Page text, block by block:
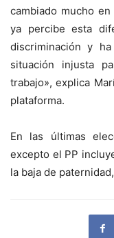
cambiado mucho
ya percibe esta
discriminación y
situación injusta
trabajo», explica
plataforma.
En las últimas
excepto el PP
la baja de